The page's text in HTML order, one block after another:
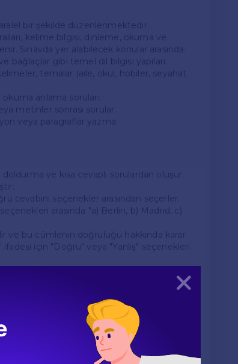
bir şekilde düzenlenmektedir.
kelime bilgisi, dinleme, okuma ve
Sınavda yer alabilecek konular arasında:
bağlaçlar gibi temel dil bilgisi yapıları.
temalar (aile, okul, hobiler, seyahat
anlama soruları.
metinler sonrası sorular.
veya paragraflar yazma.
ve kısa cevaplı sorulardan oluşur.
cevabını seçenekler arasından seçerler.
arasında "a) Berlin, b) Madrid, c)
ve bu cümlenin doğruluğu hakkında karar
için "Doğru" veya "Yanlış" seçenekleri
yerlerin doğru kelimelerle doldurulması
kısa ve öz cevap vermeleri beklenir.
kendi hobilerini yazarak cevap
Kapat